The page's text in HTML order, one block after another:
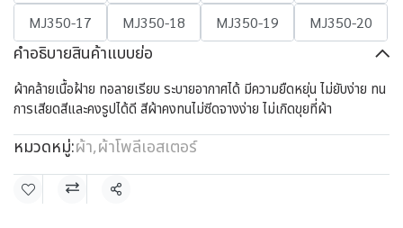
MJ350-17
MJ350-18 MJ350-19 MJ350-20
คำอธิบายสินค้าแบบย่อ
ผ้าคล้ายเนื้อฝ้าย ทอลายเรียบ ระบายอากาศได้ มีความยืดหยุ่น ไม่ยับง่าย ทน
การเสียดสีและคงรูปได้ดี สีผ้าคงทนไม่ซีดจางง่าย ไม่เกิดขุยที่ผ้า
หมวดหมู่:ผ้า,ผ้าโพลีเอสเตอร์
แชร์